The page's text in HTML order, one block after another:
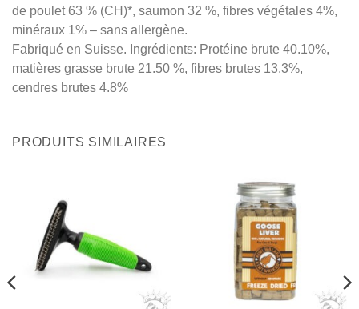
de poulet 63 % (CH)*, saumon 32 %, fibres végétales 4%,
minéraux 1% – sans allergène.
Fabriqué en Suisse. Ingrédients: Protéine brute 40.10%,
matières grasse brute 21.50 %, fibres brutes 13.3%,
cendres brutes 4.8%
PRODUITS SIMILAIRES